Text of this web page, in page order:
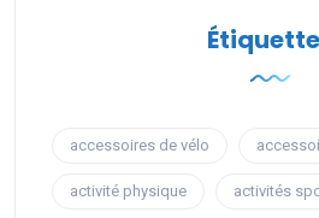
accessoires de vélo
activité physique activités